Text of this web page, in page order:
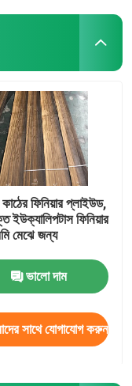
কাঠের ফিনিয়ার প্লাইউড,
ইউক্যালিপটাস ফিনিয়ার
মেঝে জন্য
ভালো দাম
সাথে যোগাযোগ করুন